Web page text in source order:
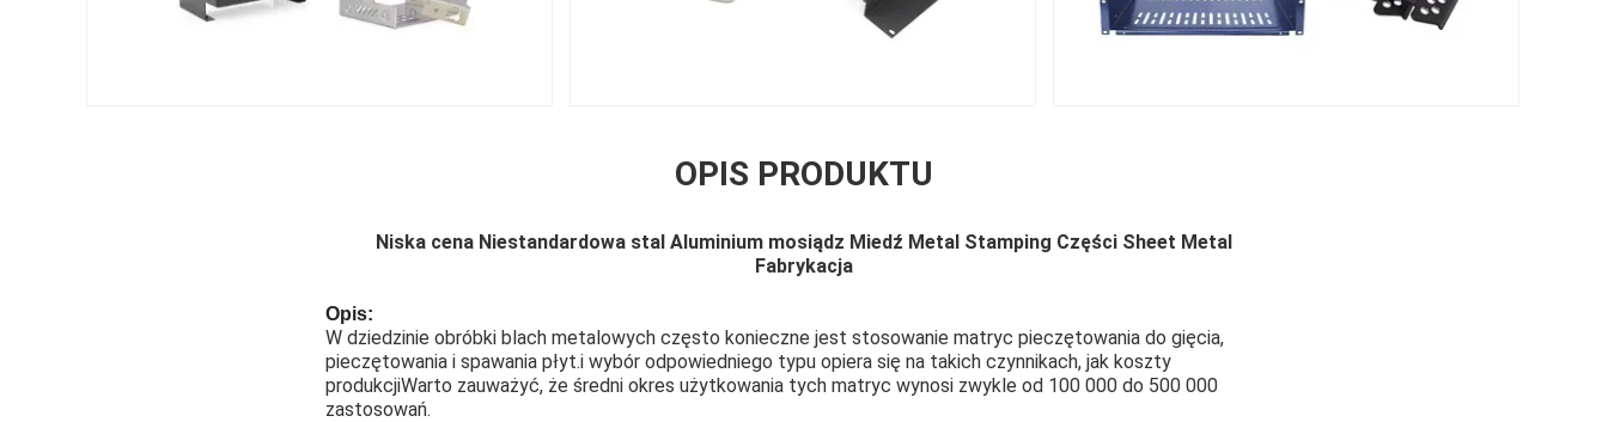
OPIS PRODUKTU
Niska cena Niestandardowa stal Aluminium mosiądz Miedź Metal Stamping Części Sheet Metal
Fabrykacja
Opis:
W dziedzinie obróbki blach metalowych często konieczne jest stosowanie matryc pieczętowania do gięcia,
pieczętowania i spawania płyt.i wybór odpowiedniego typu opiera się na takich czynnikach, jak koszty
produkcjiWarto zauważyć, że średni okres użytkowania tych matryc wynosi zwykle od 100 000 do 500 000
zastosowań.